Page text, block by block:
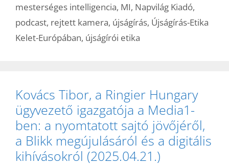
mesterséges intelligencia, MI, Napvilág Kiadó,
podcast, rejtett kamera, újságírás, Újságírás-Etika
Kelet-Európában, újságírói etika
Kovács Tibor, a Ringier Hungary
ügyvezető igazgatója a Media1-
ben: a nyomtatott sajtó jövőjéről,
a Blikk megújulásáról és a digitális
kihívásokról (2025.04.21.)